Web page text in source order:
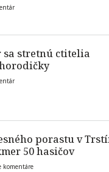
sa stretnú ctitelia
porastu v
50 hasičov
komentáre